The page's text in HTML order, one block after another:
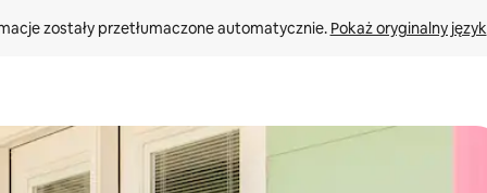
zostały przetłumaczone automatycznie. Pokaż oryginalny język